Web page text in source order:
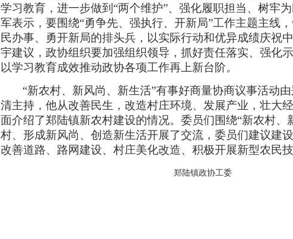
学习教育，进一步做到 “两个维护”、强化履职担当、树牢
军表示，要围绕“勇争先、强执行、开新局”工作主题主线
民办事、勇开新局的排头兵，以实际行动和优异成绩庆祝
宇建议，政协组织要加强组织领导，抓好责任落实、强化
以学习教育成效推动政协各项工作再上新台阶。
“新农村、新风尚、新生活”有事好商量协商议事活动
清主持，他从改善民生，改造村庄环境、发展产业，壮大
面介绍了郑陆镇新农村建设的情况。委员们围绕“新农村
村、形成新风尚、创造新生活开展了交流，委员们建议建
改善道路、路网建设、村庄美化改造、积极开展新型农民
郑陆镇政协工委